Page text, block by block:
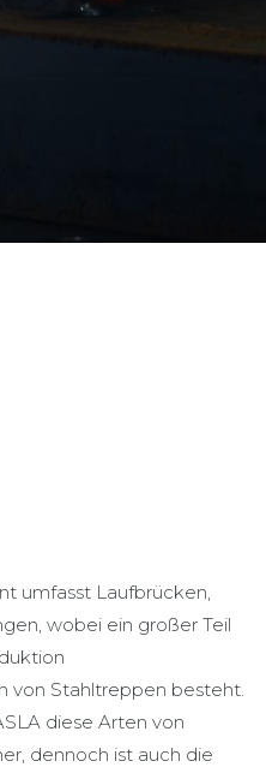
umfasst Laufbrücken,
wobei ein großer Teil
von Stahltreppen besteht.
diese Arten von
dennoch ist auch die